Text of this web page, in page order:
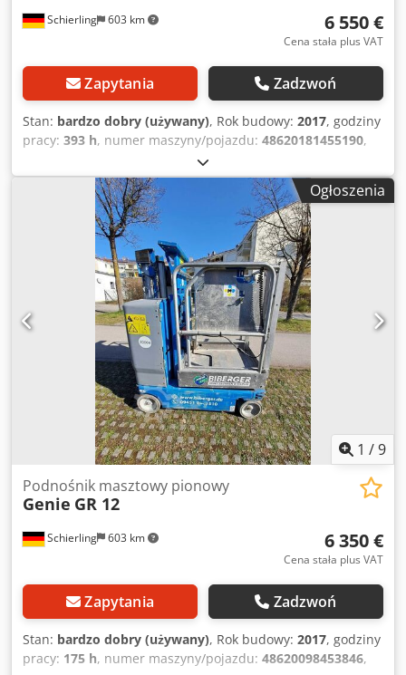
Schierling 603 km 6 550 €
Cena stała plus VAT
Zapytania Zadzwoń
Stan: bardzo dobry (używany), Rok budowy: 2017, godziny
pracy: 393 h, numer maszyny/pojazdu: 48620181455190,
, masa całkowita:
elektryczny, szerokość produktu (maks.):800 mm,
wysokość robocza:5 660 mm
, typ silnika: Elektryczny,
producent: Genie Cedpfxozqchcj Alreha
Ogłoszenia
1 /9
Schierling 603 km
Podnośnik masztowy pionowy
Genie GR 12
6 350 €
Cena stała plus VAT
Zapytania Zadzwoń
Stan: bardzo dobry (używany), Rok budowy: 2017, godziny
pracy: 175 h, numer maszyny/pojazdu: 48620098453846,